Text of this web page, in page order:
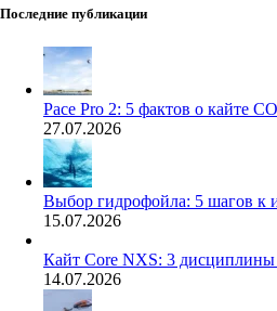
Последние публикации
Pace Pro 2: 5 фактов о кайте
27.07.2026
Выбор гидрофойла: 5 шагов к
15.07.2026
Кайт Core NXS: 3
14.07.2026